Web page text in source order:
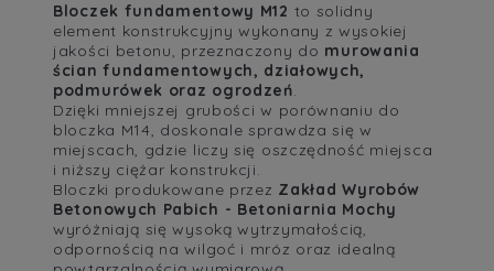
Bloczek fundamentowy M12 to solidny
element konstrukcyjny wykonany z wysokiej
jakości betonu, przeznaczony do murowania
ścian fundamentowych, działowych,
podmurówek oraz ogrodzeń.
Dzięki mniejszej grubości w porównaniu do
bloczka M14, doskonale sprawdza się w
miejscach, gdzie liczy się oszczędność miejsca
i niższy ciężar konstrukcji.
Bloczki produkowane przez Zakład Wyrobów
Betonowych Pabich - Betoniarnia Mochy
wyróżniają się wysoką wytrzymałością,
odpornością na wilgoć i mróz oraz idealną